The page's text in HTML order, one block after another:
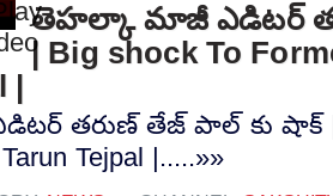
తెహల్కా మాజీ ఎడిటర్
| Big shock To
తరుణ్ తేజ్ పాల్ కు షాక్ |
Tejpal |.....»»